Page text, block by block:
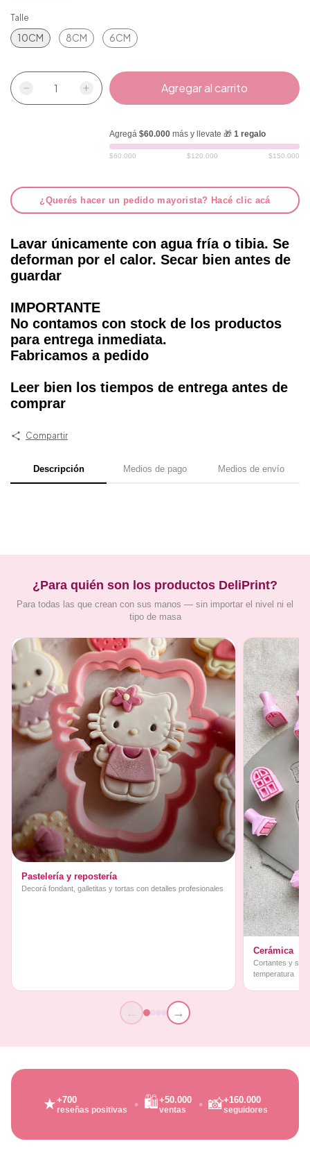
Talle
10CM 8CM 6CM
Agregá $60.000más y llevate 🎁 1 regalo
$60.000 $120.000 $150.000
¿Querés hacer un pedido mayorista? Hacé clic acá
Lavar únicamente con agua fría o tibia. Se
deforman por el calor. Secar bien antes de
guardar
IMPORTANTE
No contamos con stock de los productos
para entrega inmediata.
Fabricamos a pedido
Leer bien los tiempos de entrega antes de
comprar
Compartir
Descripción Medios de pago Medios de envío
¿Para quién son los productos DeliPrint?
Para todas las que crean con sus manos — sin importar el nivel ni el
tipo de masa
Pastelería y repostería
Decorá fondant, galletitas y tortas con detalles profesionales
Cerámica
Cortantes y
temperatura
← →
★+700
reseñas positivas 🛍️+50.000
ventas 📸+160.000
seguidores